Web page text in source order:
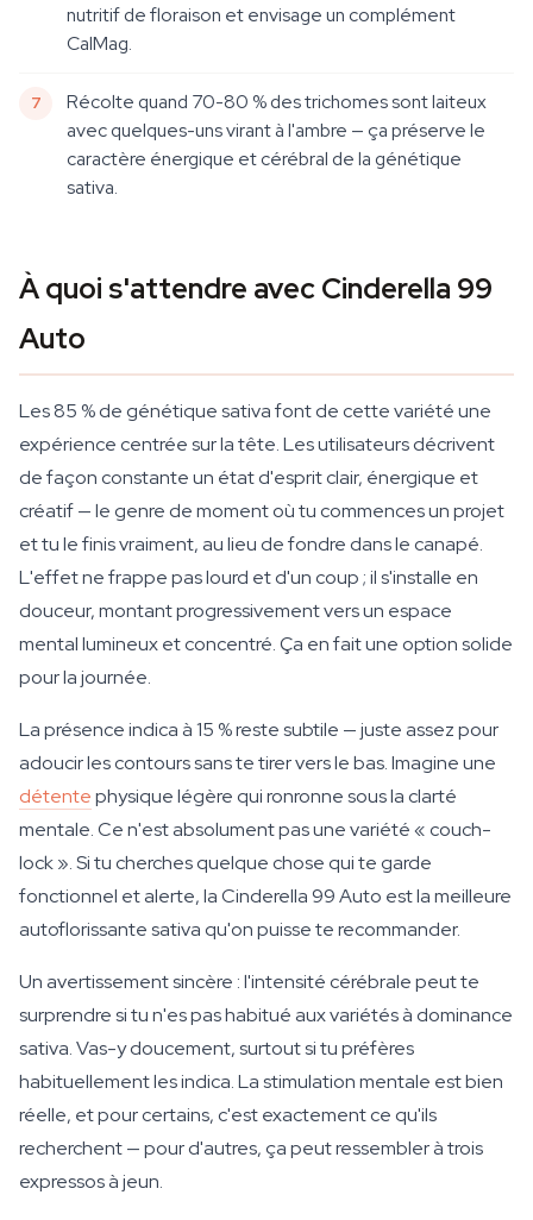
nutritif de floraison et envisage un complément
CalMag.
Récolte quand 70-80 % des trichomes sont laiteux
avec quelques-uns virant à l'ambre — ça préserve le
caractère énergique et cérébral de la génétique
sativa.
À quoi s'attendre avec Cinderella 99
Auto
Les 85 % de génétique sativa font de cette variété une
expérience centrée sur la tête. Les utilisateurs décrivent
de façon constante un état d'esprit clair, énergique et
créatif — le genre de moment où tu commences un projet
et tu le finis vraiment, au lieu de fondre dans le canapé.
L'effet ne frappe pas lourd et d'un coup ; il s'installe en
douceur, montant progressivement vers un espace
mental lumineux et concentré. Ça en fait une option solide
pour la journée.
La présence indica à 15 % reste subtile — juste assez pour
adoucir les contours sans te tirer vers le bas. Imagine une
détentephysique légère qui ronronne sous la clarté
mentale. Ce n'est absolument pas une variété « couch-
lock ». Si tu cherches quelque chose qui te garde
fonctionnel et alerte, la Cinderella 99 Auto est la meilleure
autoflorissante sativa qu'on puisse te recommander.
Un avertissement sincère : l'intensité cérébrale peut te
surprendre si tu n'es pas habitué aux variétés à dominance
sativa. Vas-y doucement, surtout si tu préfères
habituellement les indica. La stimulation mentale est bien
réelle, et pour certains, c'est exactement ce qu'ils
recherchent — pour d'autres, ça peut ressembler à trois
expressos à jeun.